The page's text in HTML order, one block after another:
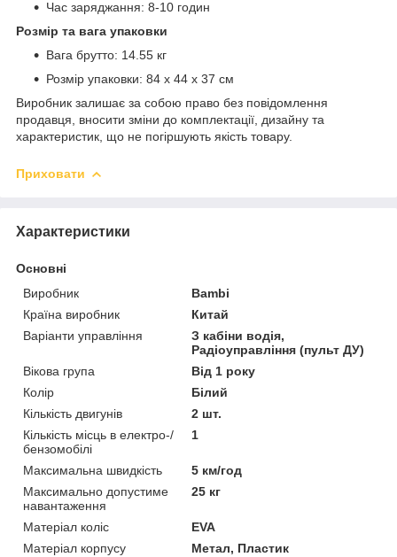
Час заряджання: 8-10 годин
Розмір та вага упаковки
Вага брутто: 14.55 кг
Розмір упаковки: 84 x 44 x 37 см
Виробник залишає за собою право без повідомлення
продавця, вносити зміни до комплектації, дизайну та
характеристик, що не погіршують якість товару.
Приховати
Характеристики
Основні
Виробник
Bambi
Країна виробник
Китай
Варіанти управління
З кабіни водія,
Радіоуправління (пульт ДУ)
Вікова група
Від 1 року
Колір
Білий
Кількість двигунів
2 шт.
Кількість місць в електро-/
бензомобілі
1
Максимальна швидкість
5 км/год
Максимально допустиме
навантаження
25 кг
Матеріал коліс
EVA
Матеріал корпусу
Метал, Пластик